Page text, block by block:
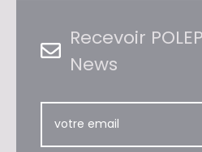
Recevoir
News